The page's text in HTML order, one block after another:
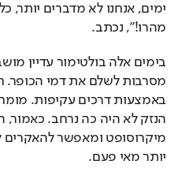
מהרו!", נכתב.
יותר מאי פעם.